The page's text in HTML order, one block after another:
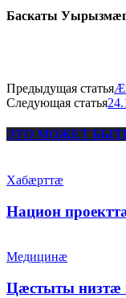
Баскаты
Предыдущая статья
Следующая статья
ЭТО МОЖЕТ
Хабæрттæ
Национ
Медицинæ
Цæстыты низтæ